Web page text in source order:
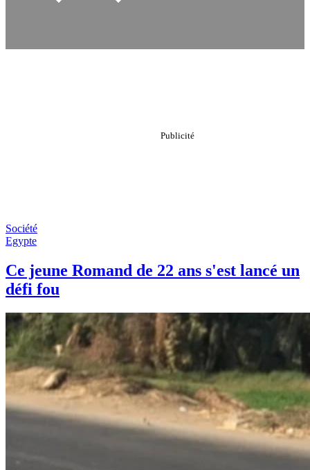
Société
Egypte
Ce jeune Romand de 22 ans s'est lancé un
défi fou